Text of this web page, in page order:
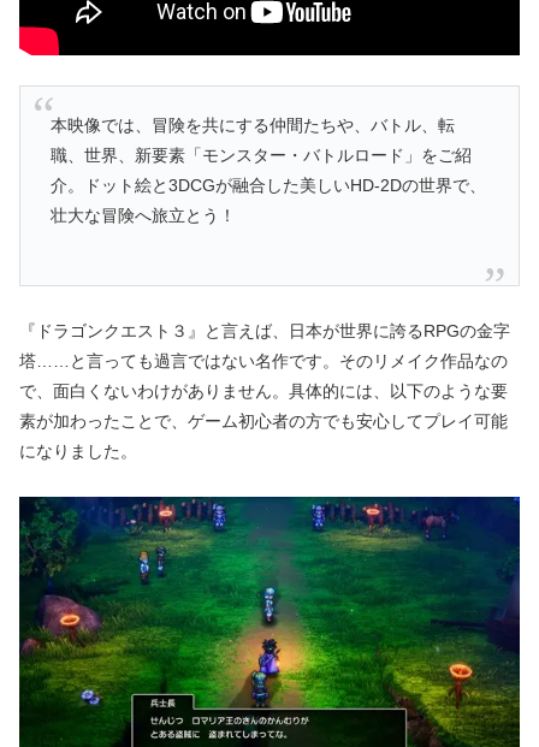
本映像では、冒険を共にする仲間たちや、バトル、転
職、世界、新要素「モンスター・バトルロード」をご紹
介。ドット絵と3DCGが融合した美しいHD-2Dの世界で、
壮大な冒険へ旅立とう！
『ドラゴンクエスト３』と言えば、日本が世界に誇るRPGの金字
塔……と言っても過言ではない名作です。そのリメイク作品なの
で、面白くないわけがありません。具体的には、以下のような要
素が加わったことで、ゲーム初心者の方でも安心してプレイ可能
になりました。